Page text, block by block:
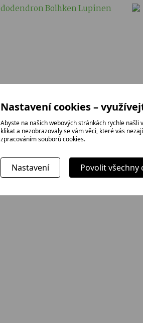
Nastavení cookies –
Abyste na našich webových stránkách rychle našli
klikat a nezobrazovaly se vám věci, které vás
zpracováním souborů cookies.
Nastavení Povolit všechny